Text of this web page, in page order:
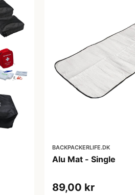
BACKPACKERLIFE.DK
Alu Mat - Single
89,00 kr